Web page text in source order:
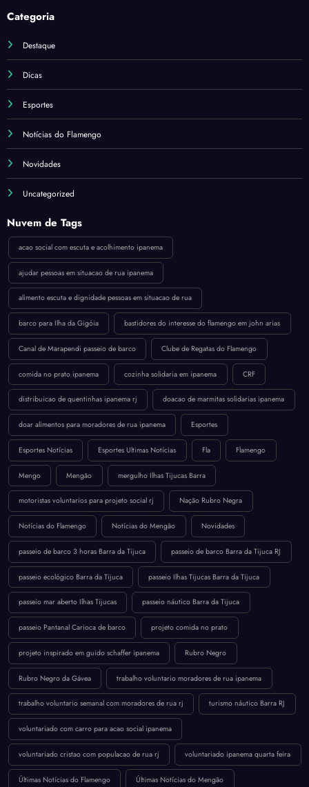
Categoria
Destaque
Dicas
Esportes
Notícias do Flamengo
Novidades
Uncategorized
Nuvem de Tags
acao social com escuta e acolhimento ipanema
ajudar pessoas em situacao de rua ipanema
alimento escuta e dignidade pessoas em situacao de rua
barco para Ilha da Gigóia bastidores do interesse do flamengo em john arias
Canal de Marapendi passeio de barco Clube de Regatas do Flamengo
comida no prato ipanema cozinha solidaria em ipanema CRF
distribuicao de quentinhas ipanema rj doacao de marmitas solidarias ipanema
doar alimentos para moradores de rua ipanema Esportes
Esportes Notícias Esportes Ultimas Notícias Fla Flamengo
Mengo Mengão mergulho Ilhas Tijucas Barra
motoristas voluntarios para projeto social rj Nação Rubro Negra
Notícias do Flamengo Notícias do Mengão Novidades
passeio de barco 3 horas Barra da Tijuca passeio de barco Barra da Tijuca RJ
passeio ecológico Barra da Tijuca passeio Ilhas Tijucas Barra da Tijuca
passeio mar aberto Ilhas Tijucas passeio náutico Barra da Tijuca
passeio Pantanal Carioca de barco projeto comida no prato
projeto inspirado em guido schaffer ipanema Rubro Negro
Rubro Negro da Gávea trabalho voluntario moradores de rua ipanema
trabalho voluntario semanal com moradores de rua rj turismo náutico Barra RJ
voluntariado com carro para acao social ipanema
voluntariado cristao com populacao de rua rj voluntariado ipanema quarta feira
Últimas Notícias do Flamengo Últimas Notícias do Mengão